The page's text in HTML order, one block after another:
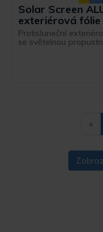
Solar Screen
exteriérová fólie
Protisluneční
se světelnou
«